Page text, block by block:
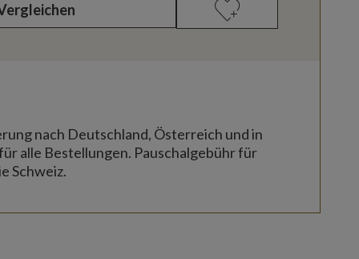
nach Deutschland, Österreich und in
alle Bestellungen. Pauschalgebühr für
Schweiz.